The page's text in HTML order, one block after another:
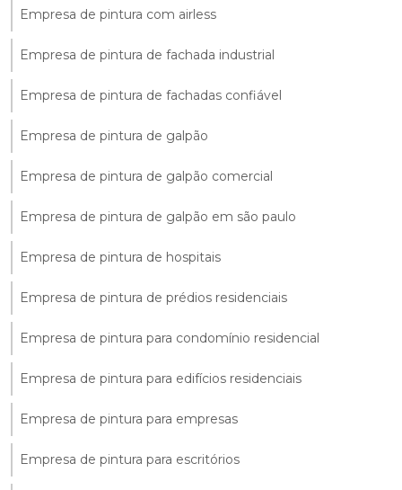
Empresa de pintura com airless
Empresa de pintura de fachada industrial
Empresa de pintura de fachadas confiável
Empresa de pintura de galpão
Empresa de pintura de galpão comercial
Empresa de pintura de galpão em são paulo
Empresa de pintura de hospitais
Empresa de pintura de prédios residenciais
Empresa de pintura para condomínio residencial
Empresa de pintura para edifícios residenciais
Empresa de pintura para empresas
Empresa de pintura para escritórios